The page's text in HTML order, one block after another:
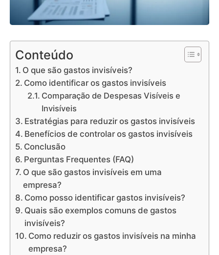
Conteúdo
O que são gastos invisíveis?
Como identificar os gastos invisíveis
Comparação de Despesas Visíveis e
Invisíveis
Estratégias para reduzir os gastos invisíveis
Benefícios de controlar os gastos invisíveis
Conclusão
Perguntas Frequentes (FAQ)
O que são gastos invisíveis em uma
empresa?
Como posso identificar gastos invisíveis?
Quais são exemplos comuns de gastos
invisíveis?
Como reduzir os gastos invisíveis na minha
empresa?